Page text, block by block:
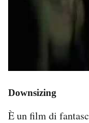
Downsizing
È un film di